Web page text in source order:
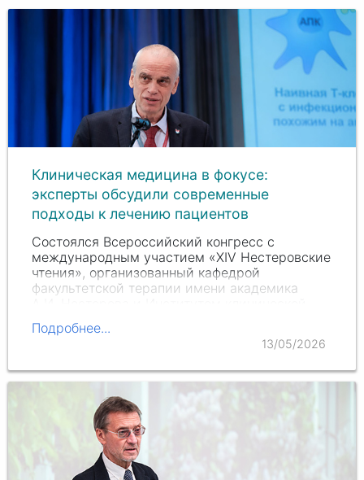
Клиническая медицина в фокусе:
эксперты обсудили современные
подходы к лечению пациентов
Состоялся Всероссийский конгресс с
международным участием «XIV Нестеровские
чтения», организованный кафедрой
факультетской терапии имени академика
Подробнее...
13/05/2026